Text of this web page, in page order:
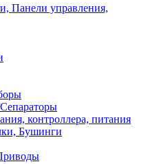
Панели управления,
контроллера, питания
Бушинги